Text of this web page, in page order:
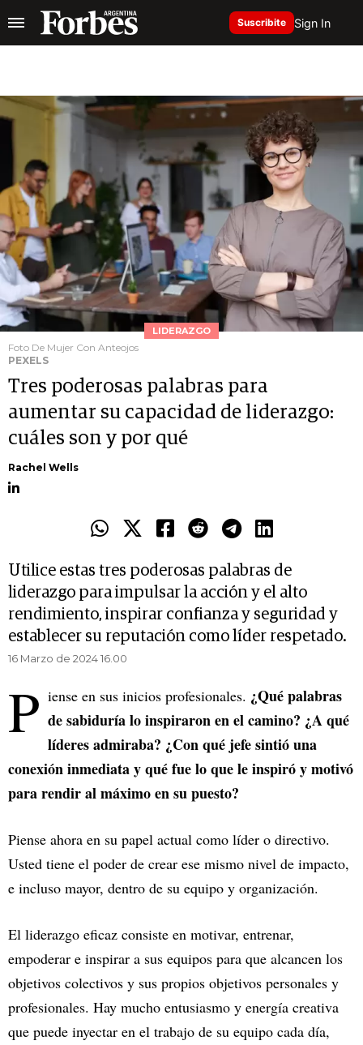
Suscribite Sign In
LIDERAZGO
Foto De Mujer Con Anteojos
PEXELS
Tres poderosas palabras para
aumentar su capacidad de liderazgo:
cuáles son y por qué
Rachel Wells
Utilice estas tres poderosas palabras de
liderazgo para impulsar la acción y el alto
rendimiento, inspirar confianza y seguridad y
establecer su reputación como líder respetado.
16 Marzo de 2024 16.00
P iense en sus inicios profesionales. ¿Qué palabras
de sabiduría lo inspiraron en el camino? ¿A qué
líderes admiraba? ¿Con qué jefe sintió una
conexión inmediata y qué fue lo que le inspiró y motivó
para rendir al máximo en su puesto?
Piense ahora en su papel actual como líder o directivo.
Usted tiene el poder de crear ese mismo nivel de impacto,
e incluso mayor, dentro de su equipo y organización.
El liderazgo eficaz consiste en motivar, entrenar,
empoderar e inspirar a sus equipos para que alcancen los
objetivos colectivos y sus propios objetivos personales y
profesionales. Hay mucho entusiasmo y energía creativa
que puede inyectar en el trabajo de su equipo cada día,